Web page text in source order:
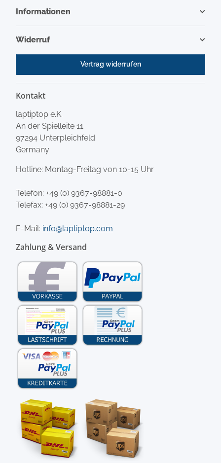
Informationen
Widerruf
Vertrag widerrufen
Kontakt
laptiptop e.K.
An der Spielleite 11
97294 Unterpleichfeld
Germany
Hotline: Montag-Freitag von 10-15 Uhr
Telefon: +49 (0) 9367-98881-0
Telefax: +49 (0) 9367-98881-29
E-Mail: info@laptiptop.com
Zahlung & Versand